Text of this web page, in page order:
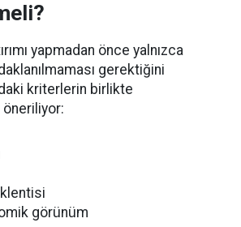
yapmadan önce yalnızca
gerektiğini
kriterlerin birlikte
görünüm